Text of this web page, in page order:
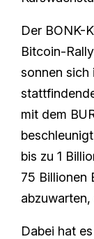
Der BONK-
Bitcoin-
sonnen sich
mit dem
bis zu 1
75 Billionen
Dabei hat